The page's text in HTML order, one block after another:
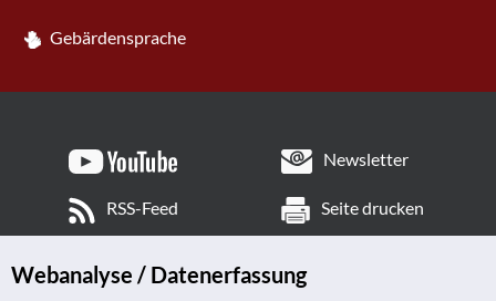
Gebärdensprache
Newsletter
RSS-Feed Seite drucken
Webanalyse / Datenerfassung